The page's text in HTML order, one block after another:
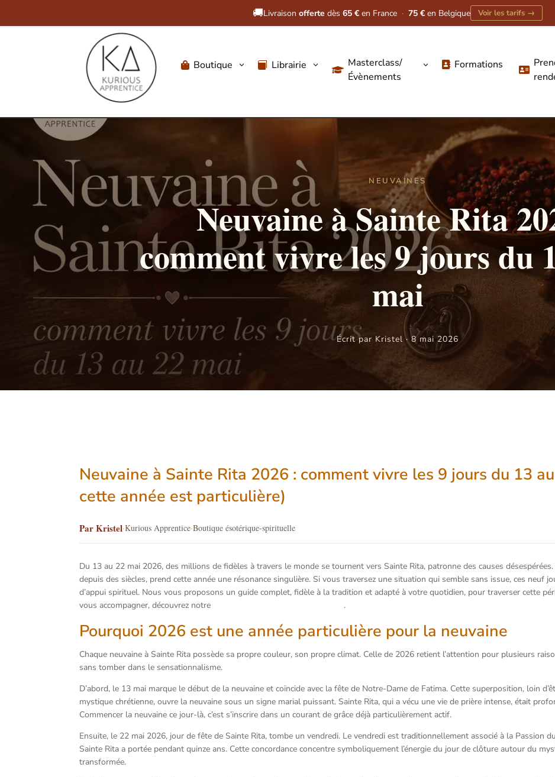
🚚Livraison offerte dès 65 € en France · 75 € en Belgique Voir les tarifs →
 Boutique 3  Librairie 3

Masterclass/
Évènements
3  Formations 
NEUVAINES
Neuvaine à Sainte Rita
comment vivre les 9 jours du
mai
Écrit par Kristel · 8 mai 2026
Neuvaine à Sainte Rita 2026 : comment vivre les 9 jours du 13
cette année est particulière)
Par Kristel·Kurious Apprentice·Boutique ésotérique-spirituelle
Du 13 au 22 mai 2026, des millions de fidèles à travers le monde se tournent vers Sainte Rita, patronne des causes
depuis des siècles, prend cette année une résonance singulière. Si vous traversez une situation qui semble sans issue, ces neuf
d’appui spirituel. Nous vous proposons un guide complet, fidèle à la tradition et adapté à votre quotidien, pour traverser cette
vous accompagner, découvrez notre
.
Pourquoi 2026 est une année particulière pour la neuvaine
Chaque neuvaine à Sainte Rita possède sa propre couleur, son propre climat. Celle de 2026 retient l’attention pour plusieurs
sans tomber dans le sensationnalisme.
D’abord, le 13 mai marque le début de la neuvaine et coïncide avec la fête de Notre-Dame de Fatima. Cette superposition, loin
mystique chrétienne, ouvre la neuvaine sous un signe marial puissant. Sainte Rita, qui a vécu une vie de prière intense, était
Commencer la neuvaine ce jour-là, c’est s’inscrire dans un courant de grâce déjà particulièrement actif.
Ensuite, le 22 mai 2026, jour de fête de Sainte Rita, tombe un vendredi. Le vendredi est traditionnellement associé à la Passion
Sainte Rita a portée pendant quinze ans. Cette concordance concentre symboliquement l’énergie du jour de clôture autour du
transformée.